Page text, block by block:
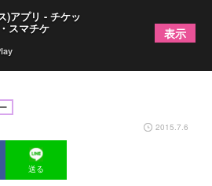
ントが池袋・サンシャインで
2015.7.6
送る
)アプリ - チケッ
スマチケ 表示